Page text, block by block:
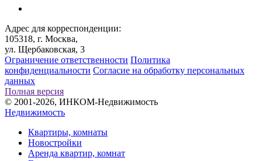
Адрес для корреспонденции:
105318, г. Москва,
ул. Щербаковская, 3
Ограничение ответственности Политика
конфиденциальности Согласие на обработку персональных
данных
Полная версия
© 2001-2026, ИНКОМ-Недвижимость
Недвижимость
Квартиры, комнаты
Новостройки
Аренда квартир, комнат